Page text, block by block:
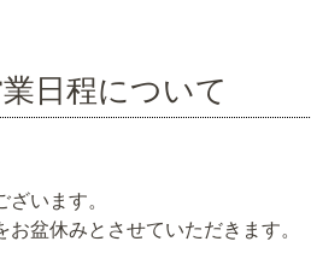
日程について
います。
盆休みとさせていただきます。